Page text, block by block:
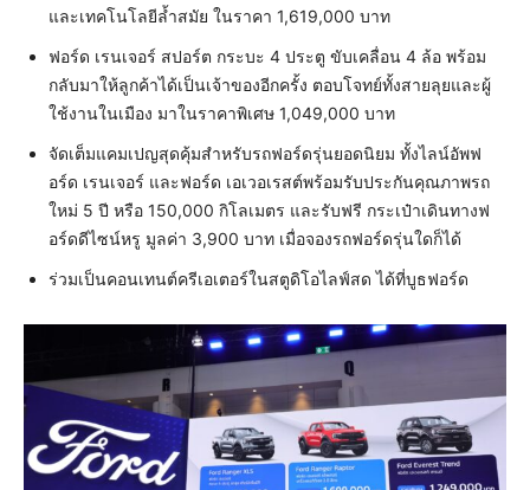
และเทคโนโลยีล้ำสมัย ในราคา 1,619,000 บาท
ฟอร์ด เรนเจอร์ สปอร์ต กระบะ 4 ประตู ขับเคลื่อน 4 ล้อ พร้อม
กลับมาให้ลูกค้าได้เป็นเจ้าของอีกครั้ง ตอบโจทย์ทั้งสายลุยและผู้
ใช้งานในเมือง มาในราคาพิเศษ 1,049,000 บาท
จัดเต็มแคมเปญสุดคุ้มสำหรับรถฟอร์ดรุ่นยอดนิยม ทั้งไลน์อัพฟ
อร์ด เรนเจอร์ และฟอร์ด เอเวอเรสต์พร้อมรับประกันคุณภาพรถ
ใหม่ 5 ปี หรือ 150,000 กิโลเมตร และรับฟรี กระเป๋าเดินทางฟ
อร์ดดีไซน์หรู มูลค่า 3,900 บาท เมื่อจองรถฟอร์ดรุ่นใดก็ได้
ร่วมเป็นคอนเทนต์ครีเอเตอร์ในสตูดิโอไลฟ์สด ได้ที่บูธฟอร์ด